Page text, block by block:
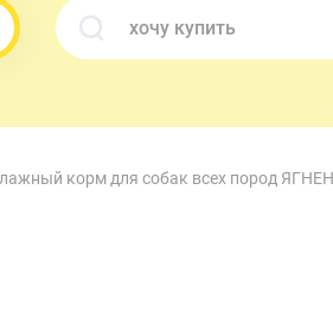
корм для собак всех пород